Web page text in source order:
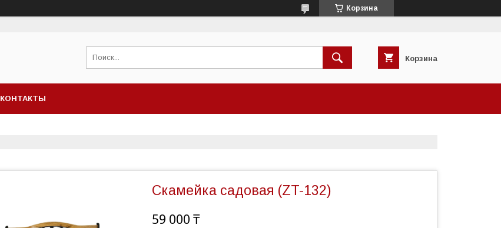
Корзина
Корзина
КОНТАКТЫ
Скамейка садовая (ZT-132)
59 000 ₸